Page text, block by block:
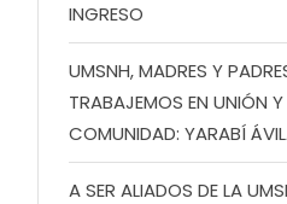
INGRESO
UMSNH, MADRES Y
TRABAJEMOS EN UNIÓN Y
COMUNIDAD: YARABÍ
A SER ALIADOS DE LA